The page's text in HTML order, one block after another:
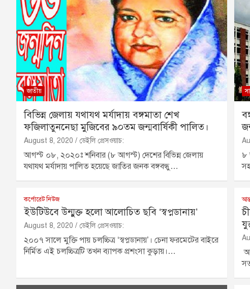
জাতীয়
বিভিন্ন জেলায় যথাযথ মর্যাদায় বঙ্গমাতা শেখ
ফজিলাতুননেছা মুজিবের ৯০তম জন্মবার্ষিকী পালিত।
August 8, 2020 ডেইলি প্রেসওয়াচ:
আগস্ট ০৮, ২০২০ঃ শনিবার (৮ আগস্ট) দেশের বিভিন্ন জেলায়
যথাযথ মর্যাদায় পালিত হয়েছে জাতির জনক বঙ্গবন্ধু…
৮
কর্পোরেট নিউজ
ইউটিউবে উন্মুক্ত হলো আলোচিত ছবি ‘স্বপ্নডানায়’
August 8, 2020 ডেইলি প্রেসওয়াচ:
২০০৭ সালে মুক্তি পায় চলচ্চিত্র ‘স্বপ্নডানায়’। চেনা ফরমেটের বাইরে
নির্মিত এই চলচ্চিত্রটি তখন ব্যাপক প্রশংসা কুড়ায়।…